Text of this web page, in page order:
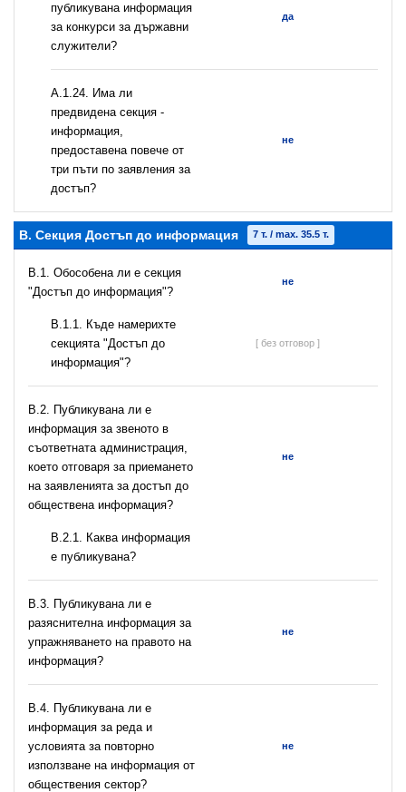
публикувана информация
за конкурси за държавни
служители?
да
А.1.24. Има ли
предвидена секция -
информация,
предоставена повече от
три пъти по заявления за
достъп?
не
B. Секция Достъп до информация 7 т. / max. 35.5 т.
В.1. Обособена ли е секция
"Достъп до информация"?
не
В.1.1. Къде намерихте
секцията "Достъп до
информация"?
[ без отговор ]
В.2. Публикувана ли е
информация за звеното в
съответната администрация,
което отговаря за приемането
на заявленията за достъп до
обществена информация?
не
B.2.1. Каква информация
е публикувана?
В.3. Публикувана ли е
разяснителна информация за
упражняването на правото на
информация?
не
В.4. Публикувана ли е
информация за реда и
условията за повторно
използване на информация от
обществения сектор?
не